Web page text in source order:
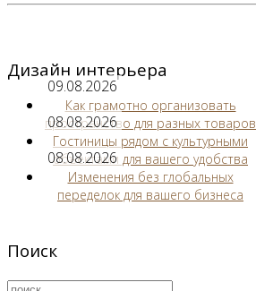
Дизайн интерьера
09.08.2026
Как грамотно организовать
пространство для разных товаров
08.08.2026
Гостиницы рядом с культурными
объектами для вашего удобства
08.08.2026
Изменения без глобальных
переделок для вашего бизнеса
Поиск